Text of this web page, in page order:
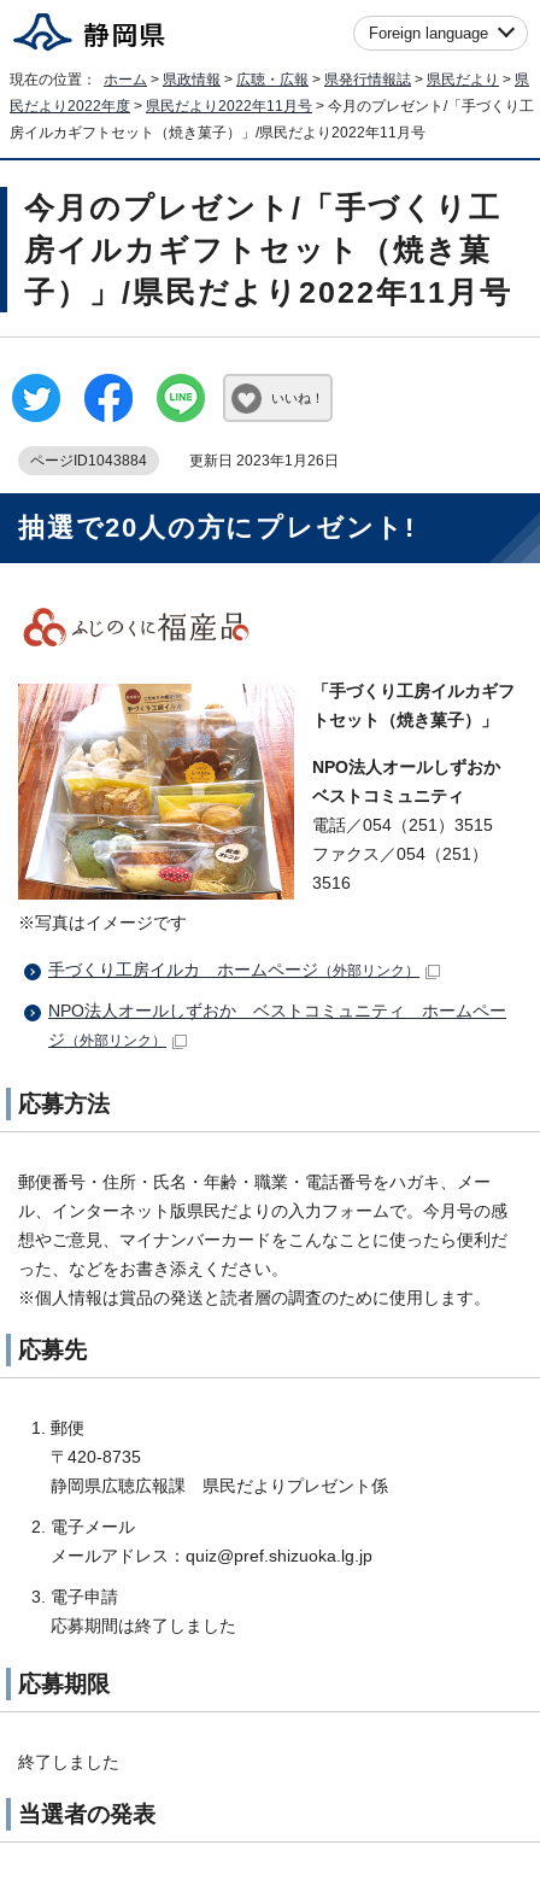
Foreign language
現在の位置： ホーム > 県政情報 > 広聴・広報 > 県発行情報誌 > 県民だより > 県
民だより2022年度 > 県民だより2022年11月号 > 今月のプレゼント/「手づくり工
房イルカギフトセット（焼き菓子）」/県民だより2022年11月号
今月のプレゼント/「手づくり工
房イルカギフトセット（焼き菓
子）」/県民だより2022年11月号
いいね！
ページID1043884 更新日 2023年1月26日
抽選で20人の方にプレゼント!
※写真はイメージです
「手づくり工房イルカギフ
トセット（焼き菓子）」
NPO法人オールしずおか
ベストコミュニティ
電話／054（251）3515
ファクス／054（251）
3516
手づくり工房イルカ ホームページ （外部リンク）
NPO法人オールしずおか ベストコミュニティ ホームペー
ジ （外部リンク）
応募方法
郵便番号・住所・氏名・年齢・職業・電話番号をハガキ、メー
ル、インターネット版県民だよりの入力フォームで。今月号の感
想やご意見、マイナンバーカードをこんなことに使ったら便利だ
った、などをお書き添えください。
※個人情報は賞品の発送と読者層の調査のために使用します。
応募先
郵便
〒420-8735
静岡県広聴広報課 県民だよりプレゼント係
電子メール
メールアドレス：quiz@pref.shizuoka.lg.jp
電子申請
応募期間は終了しました
応募期限
終了しました
当選者の発表